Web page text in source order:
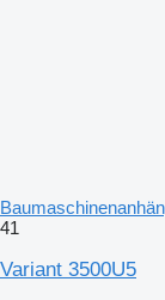
41
Variant 3500U5